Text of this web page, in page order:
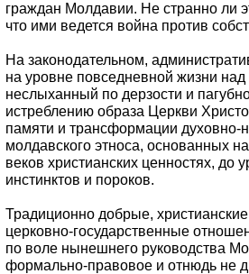
граждан Молдавии. Не странно ли
что ими ведется война против
На законодательном,
на уровне повседневной жизни
неслыханный по дерзости и
истреблению образа Церкви
памяти и трансформации духовно-
молдавского этноса, основанных
веков христианских ценностях,
инстинктов и пороков.
Традиционно добрые,
церковно-государственные
по воле нынешнего руководства
формально-правовое и отнюдь не